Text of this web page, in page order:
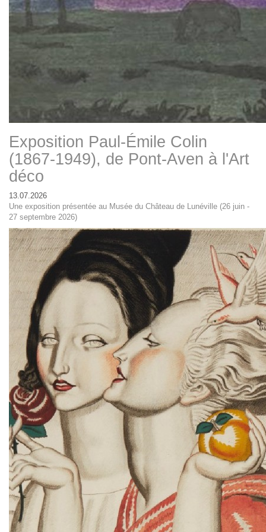
Exposition Paul-Émile Colin
(1867-1949), de Pont-Aven à l'Art
déco
13.07.2026
Une exposition présentée au Musée du Château de Lunéville (26 juin -
27 septembre 2026)